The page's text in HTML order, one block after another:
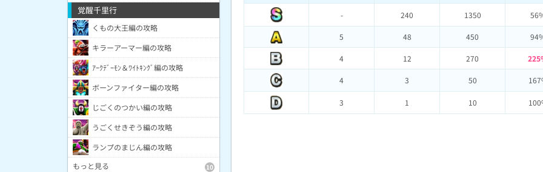
- 240 1350
5 48 450
4 12 270
4 3 50
3 1 10
覚醒千里行
くもの大王編の攻略
キラーアーマー編の攻略
ｱｰｸﾃﾞｰﾓﾝ＆ﾜｲﾄｷﾝｸﾞ編の攻略
ボーンファイター編の攻略
じごくのつかい編の攻略
うごくせきぞう編の攻略
ランプのまじん編の攻略
もっと見る
10